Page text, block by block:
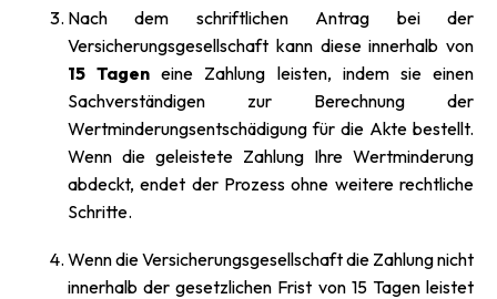
Nach dem schriftlichen Antrag bei der
Versicherungsgesellschaft kann diese innerhalb von
15 Tagen eine Zahlung leisten, indem sie einen
Sachverständigen zur Berechnung der
Wertminderungsentschädigung für die Akte bestellt.
Wenn die geleistete Zahlung Ihre Wertminderung
abdeckt, endet der Prozess ohne weitere rechtliche
Schritte.
Wenn die Versicherungsgesellschaft die Zahlung nicht
innerhalb der gesetzlichen Frist von 15 Tagen leistet